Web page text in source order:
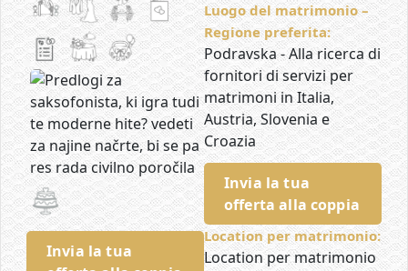
Invia la tua
Luogo del matrimonio –
Regione preferita:
Podravska - Alla ricerca di
fornitori di servizi per
matrimoni in Italia,
Austria, Slovenia e
Croazia
Invia la tua
offerta alla coppia
Location per matrimonio:
Location per matrimonio